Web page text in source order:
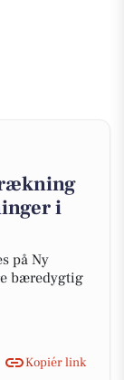
i
på Ny
bæredygtig
Kopiér link